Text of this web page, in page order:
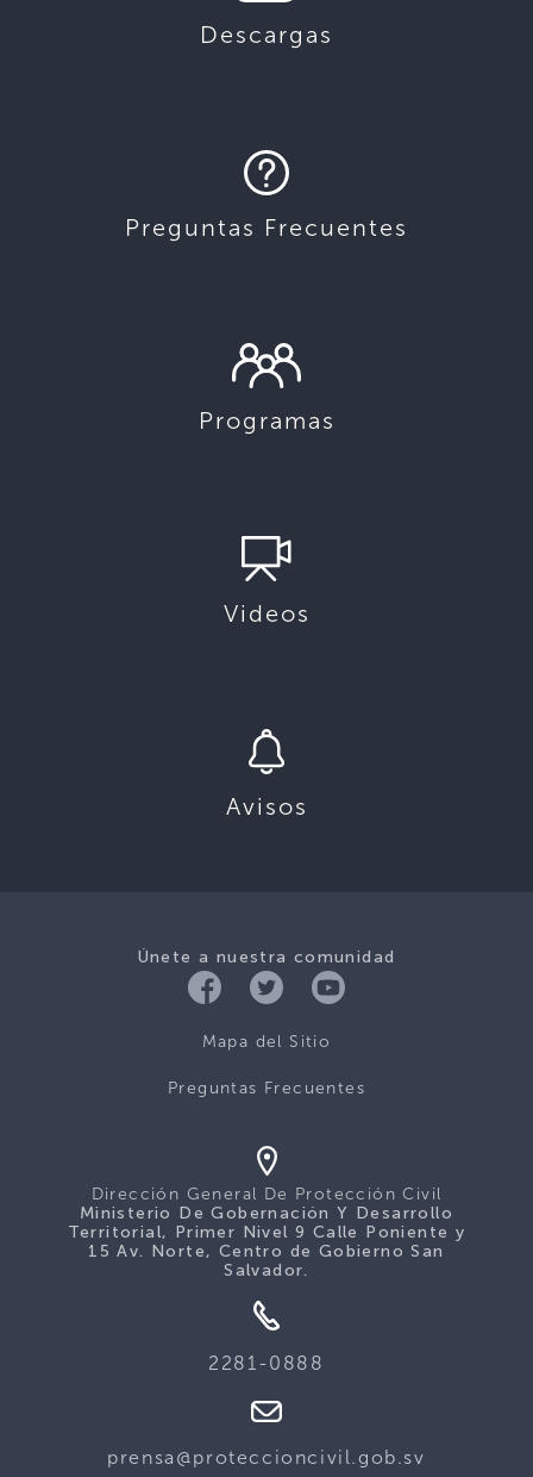
Descargas
Preguntas Frecuentes
Programas
Videos
Avisos
Únete a nuestra comunidad
Mapa del Sitio
Preguntas Frecuentes
Dirección General De Protección Civil
Ministerio De Gobernación Y Desarrollo
Territorial, Primer Nivel 9 Calle Poniente y
15 Av. Norte, Centro de Gobierno San
Salvador.
2281-0888
prensa@proteccioncivil.gob.sv